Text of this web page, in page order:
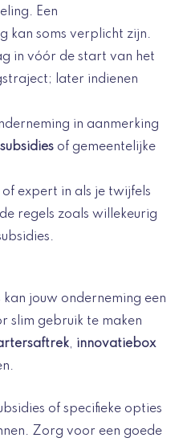
Een
kan soms verplicht zijn.
in vóór de start van het
later indienen
in aanmerking
of gemeentelijke
of expert in als je twijfels
regels zoals willekeurig
kan jouw onderneming een
slim gebruik te maken
, innovatiebox
of specifieke opties
Zorg voor een goede